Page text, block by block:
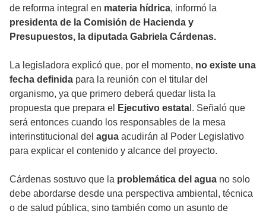
de reforma integral en materia hídrica, informó la
presidenta de la Comisión de Hacienda y
Presupuestos, la diputada Gabriela Cárdenas.
La legisladora explicó que, por el momento, no existe una
fecha definida para la reunión con el titular del
organismo, ya que primero deberá quedar lista la
propuesta que prepara el
Ejecutivo estata l. Señaló que
será entonces cuando los responsables de la mesa
interinstitucional del agua acudirán al Poder Legislativo
para explicar el contenido y alcance del proyecto.
Cárdenas sostuvo que la problemática del agua no solo
debe abordarse desde una perspectiva ambiental, técnica
o de salud pública, sino también como un asunto de